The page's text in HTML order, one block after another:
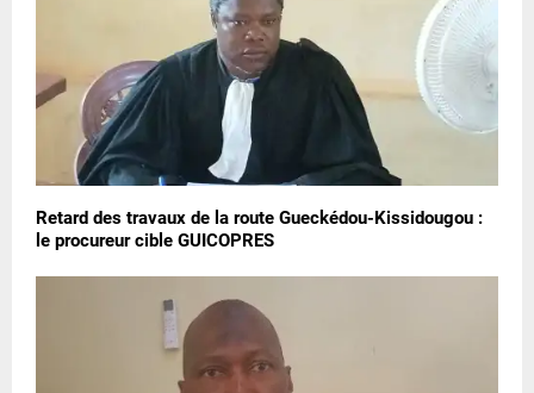
Retard des travaux de la route Gueckédou-Kissidougou :
le procureur cible GUICOPRES